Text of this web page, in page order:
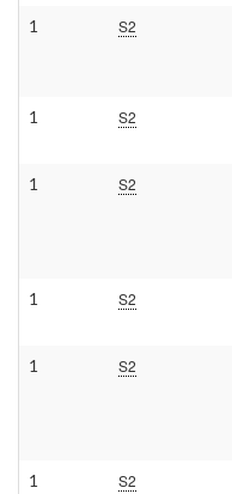
1 S2
1 S2
1 S2
1 S2
1 S2
1 S2